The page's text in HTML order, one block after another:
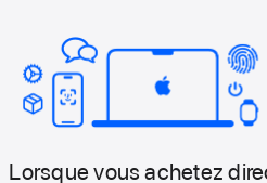
Lorsque vous achetez